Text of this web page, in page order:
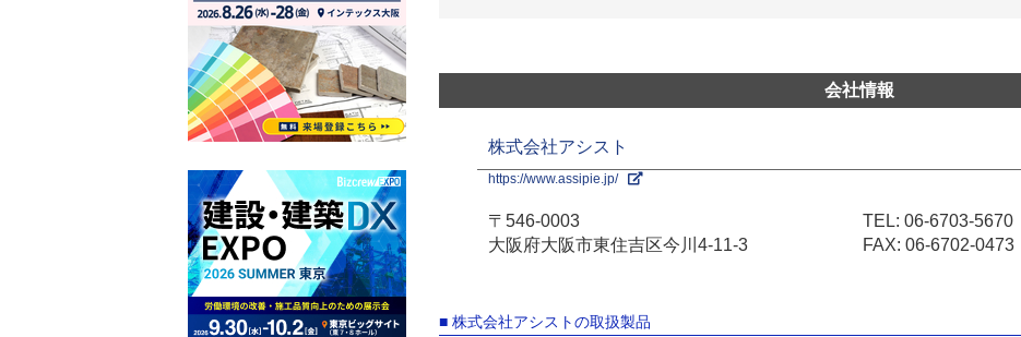
会社情報
株式会社アシスト
https://www.assipie.jp/
〒546-0003
大阪府大阪市東住吉区今川4-11-3
TEL: 06-6703-5670
FAX: 06-6702-0473
■ 株式会社アシストの取扱製品